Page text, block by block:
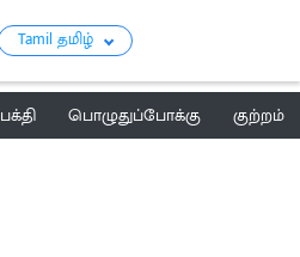
Tamil தமிழ்
பக்தி பொழுதுப்போக்கு
குற்றம்